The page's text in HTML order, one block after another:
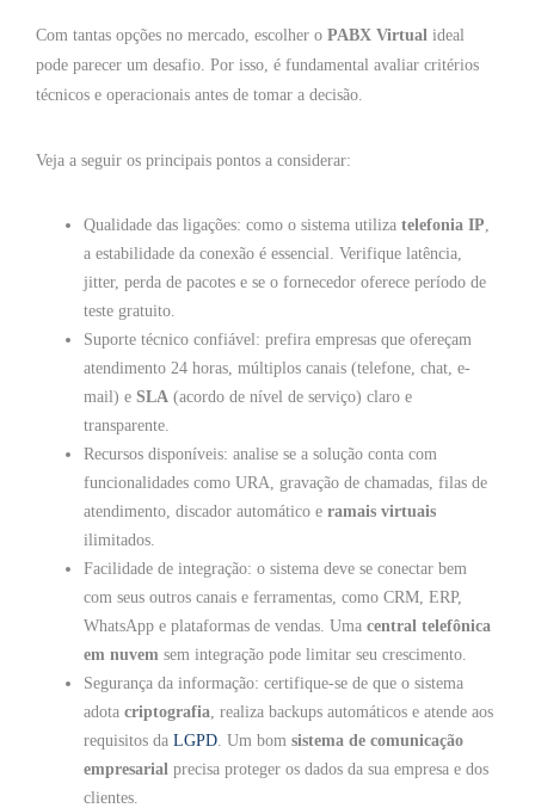
Com tantas opções no mercado, escolher o PABX Virtual ideal
pode parecer um desafio. Por isso, é fundamental avaliar critérios
técnicos e operacionais antes de tomar a decisão.
Veja a seguir os principais pontos a considerar:
Qualidade das ligações: como o sistema utiliza telefonia IP
a estabilidade da conexão é essencial. Verifique latência,
jitter, perda de pacotes e se o fornecedor oferece período de
teste gratuito.
Suporte técnico confiável: prefira empresas que ofereçam
atendimento 24 horas, múltiplos canais (telefone, chat, e-
mail) e SLA (acordo de nível de serviço) claro e
transparente.
Recursos disponíveis: analise se a solução conta com
funcionalidades como URA, gravação de chamadas, filas de
atendimento, discador automático e ramais virtuais
ilimitados.
Facilidade de integração: o sistema deve se conectar bem
com seus outros canais e ferramentas, como CRM, ERP,
WhatsApp e plataformas de vendas. Uma central telefônica
em nuvem sem integração pode limitar seu crescimento.
Segurança da informação: certifique-se de que o sistema
adota criptografia , realiza backups automáticos e atende aos
requisitos da LGPD . Um bom sistema de comunicação
empresarial precisa proteger os dados da sua empresa e dos
clientes.